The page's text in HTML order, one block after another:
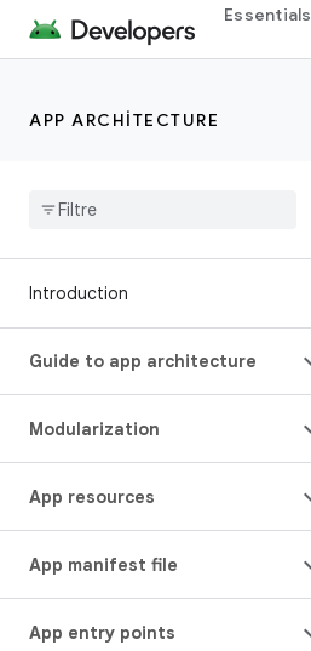
Essentials
APP ARCHITECTURE
Introduction
Guide to app architecture
Modularization
App resources
App manifest file
App entry points